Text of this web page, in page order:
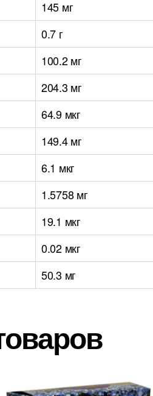
145 мг
0.7 г
100.2 мг
204.3 мг
64.9 мкг
149.4 мг
6.1 мкг
1.5758 мг
19.1 мкг
0.02 мкг
50.3 мг